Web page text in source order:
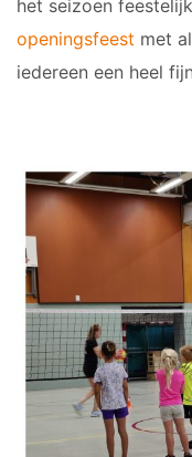
het seizoen
openingsfeest met
iedereen een heel